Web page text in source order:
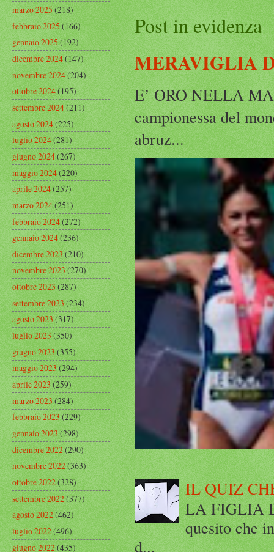
Post in evidenza
MERAVIGLIA
E’ ORO NELLA
campionessa del
abruz...
IL QUIZ
LA FIGLIA
quesito che
d...
marzo 2025(218)
febbraio 2025(166)
gennaio 2025(192)
dicembre 2024(147)
novembre 2024(204)
ottobre 2024(195)
settembre 2024(211)
agosto 2024(225)
luglio 2024(281)
giugno 2024(267)
maggio 2024(220)
aprile 2024(257)
marzo 2024(251)
febbraio 2024(272)
gennaio 2024(236)
dicembre 2023(210)
novembre 2023(270)
ottobre 2023(287)
settembre 2023(234)
agosto 2023(317)
luglio 2023(350)
giugno 2023(355)
maggio 2023(294)
aprile 2023(259)
marzo 2023(284)
febbraio 2023(229)
gennaio 2023(298)
dicembre 2022(290)
novembre 2022(363)
ottobre 2022(328)
settembre 2022(377)
agosto 2022(462)
luglio 2022(496)
giugno 2022(435)